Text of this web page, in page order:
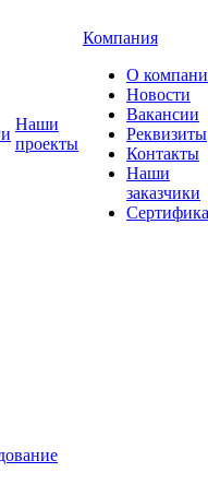
Наши
проекты
Компания
О
Новости
Вакансии
Реквизиты
Контакты
Наши
заказчики